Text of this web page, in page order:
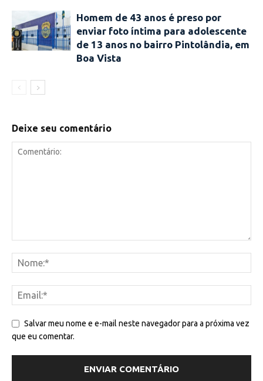
Homem de 43 anos é preso por
enviar foto íntima para adolescente
de 13 anos no bairro Pintolândia, em
Boa Vista
Deixe seu comentário
Salvar meu nome e e-mail neste navegador para a próxima vez
que eu comentar.